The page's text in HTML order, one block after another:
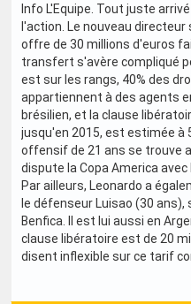
Info L'Equipe. Tout juste
l'action. Le nouveau
offre de 30 millions d'euros
transfert s'avère compliqué
est sur les rangs, 40% des
appartiennent à des agents
brésilien, et la clause
jusqu'en 2015, est estimée à
offensif de 21 ans se trouve
dispute la Copa America avec
Par ailleurs, Leonardo a
le défenseur Luisao (30
Benfica. Il est lui aussi en
clause libératoire est de 20
disent inflexible sur ce tarif